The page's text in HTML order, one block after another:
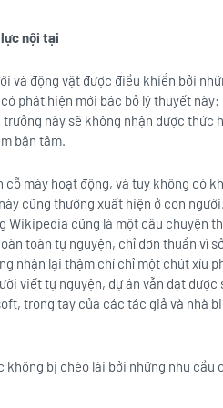
nội tại
và động vật được điều khiển bởi
phát hiện mới bác bỏ lý thuyết này:
này sẽ không nhận được thức
bận tâm.
máy hoạt động, và tuy không có
cũng thường xuất hiện ở con người.
cũng là một câu chuyện
toàn tự nguyện, chỉ đơn thuần vì
nhận lại thậm chí chỉ một chút xíu
viết tự nguyện, dự án vẫn đạt được
trong tay của các tác giả và nhà
bị chèo lái bởi những nhu cầu